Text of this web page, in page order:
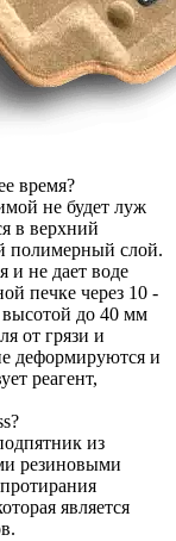
время?
не будет луж
в верхний
полимерный слой.
и не дает воде
печке через 10 -
высотой до 40 мм
от грязи и
деформируются и
реагент,
из
резиновыми
является